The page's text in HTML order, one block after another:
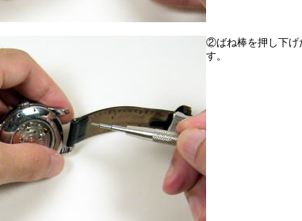
②ばね棒を押し下げ
す。